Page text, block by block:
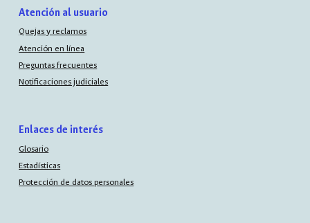
Atención al usuario
Quejas y reclamos
Atención en línea
Preguntas frecuentes
Notificaciones judiciales
Enlaces de interés
Glosario
Estadísticas
Protección de datos personales